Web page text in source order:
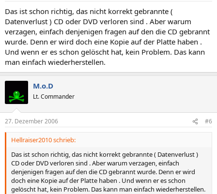
Das ist schon richtig, das nicht korrekt gebrannte (
Datenverlust ) CD oder DVD verloren sind . Aber warum
verzagen, einfach denjenigen fragen auf den die CD gebrannt
wurde. Denn er wird doch eine Kopie auf der Platte haben .
Und wenn er es schon gelöscht hat, kein Problem. Das kann
man einfach wiederherstellen.
M.o.D
Lt. Commander
27. Dezember 2006 #6
Hellraiser2010 schrieb:
Das ist schon richtig, das nicht korrekt gebrannte ( Datenverlust )
CD oder DVD verloren sind . Aber warum verzagen, einfach
denjenigen fragen auf den die CD gebrannt wurde. Denn er wird
doch eine Kopie auf der Platte haben . Und wenn er es schon
gelöscht hat, kein Problem. Das kann man einfach wiederherstellen.